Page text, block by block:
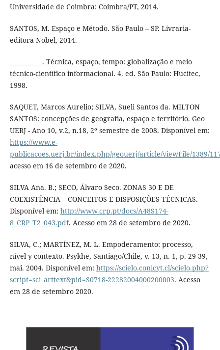
Universidade de Coimbra: Coimbra/PT, 2014.
SANTOS, M. Espaço e Método. São Paulo – SP. Livraria-
editora Nobel, 2014.
___________. Técnica, espaço, tempo: globalização e meio
técnico-científico informacional. 4. ed. São Paulo: Hucitec,
1998.
SAQUET, Marcos Aurelio; SILVA, Sueli Santos da. MILTON
SANTOS: concepções de geografia, espaço e território. Geo
UERJ - Ano 10, v.2, n.18, 2º semestre de 2008. Disponível em:
https://www.e-
publicacoes.uerj.br/index.php/geouerj/article/viewFile/1389/
acesso em 16 de setembro de 2020.
SILVA Ana. B.; SECO, Álvaro Seco. ZONAS 30 E DE
COEXISTÊNCIA – CONCEITOS E DISPOSIÇÕES TÉCNICAS.
Disponível em: http://www.crp.pt/docs/A48S174-
8_CRP_T2_043.pdf. Acesso em 28 de setembro de 2020.
SILVA, C.; MARTÍNEZ, M. L. Empoderamento: processo,
nível y contexto. Psykhe, Santiago/Chile, v. 13, n. 1, p. 29-39,
mai. 2004. Disponível em: https://scielo.conicyt.cl/scielo.php?
script=sci_arttext&pid=S0718-22282004000200003. Acesso
em 28 de setembro 2020.